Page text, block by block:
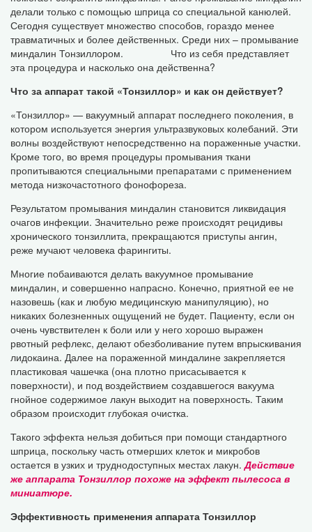
делали только с помощью шприца со специальной канюлей.
Сегодня существует множество способов, гораздо менее
травматичных и более действенных. Среди них – промывание
миндалин Тонзиллором. Что из себя представляет
эта процедура и насколько она действенна?
Что за аппарат такой «Тонзиллор» и как он действует?
«Тонзиллор» — вакуумный аппарат последнего поколения, в
котором используется энергия ультразвуковых колебаний. Эти
волны воздействуют непосредственно на пораженные участки.
Кроме того, во время процедуры промывания ткани
пропитываются специальными препаратами с применением
метода низкочастотного фонофореза.
Результатом промывания миндалин становится ликвидация
очагов инфекции. Значительно реже происходят рецидивы
хронического тонзиллита, прекращаются приступы ангин,
реже мучают человека фарингиты.
Многие побаиваются делать вакуумное промывание
миндалин, и совершенно напрасно. Конечно, приятной ее не
назовешь (как и любую медицинскую манипуляцию), но
никаких болезненных ощущений не будет. Пациенту, если он
очень чувствителен к боли или у него хорошо выражен
рвотный рефлекс, делают обезболивание путем впрыскивания
лидокаина. Далее на пораженной миндалине закрепляется
пластиковая чашечка (она плотно присасывается к
поверхности), и под воздействием создавшегося вакуума
гнойное содержимое лакун выходит на поверхность. Таким
образом происходит глубокая очистка.
Такого эффекта нельзя добиться при помощи стандартного
шприца, поскольку часть отмерших клеток и микробов
остается в узких и труднодоступных местах лакун.Действие
же аппарата Тонзиллор похоже на эффект пылесоса в
миниатюре.
Эффективность применения аппарата Тонзиллор